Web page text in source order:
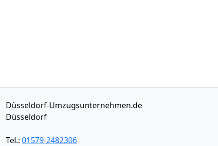
Düsseldorf-Umzugsunternehmen.de
Düsseldorf
Tel.: 01579-2482306